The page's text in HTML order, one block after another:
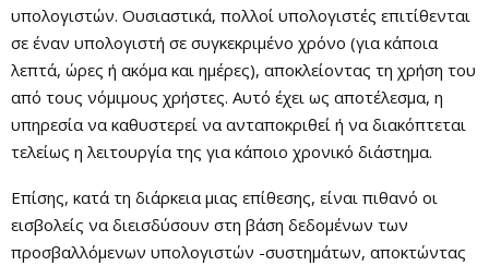
υπολογιστών. Ουσιαστικά, πολλοί υπολογιστές επιτίθενται
σε έναν υπολογιστή σε συγκεκριμένο χρόνο (για κάποια
λεπτά, ώρες ή ακόμα και ημέρες), αποκλείοντας τη χρήση του
από τους νόμιμους χρήστες. Αυτό έχει ως αποτέλεσμα, η
υπηρεσία να καθυστερεί να ανταποκριθεί ή να διακόπτεται
τελείως η λειτουργία της για κάποιο χρονικό διάστημα.
Επίσης, κατά τη διάρκεια μιας επίθεσης, είναι πιθανό οι
εισβολείς να διεισδύσουν στη βάση δεδομένων των
προσβαλλόμενων υπολογιστών -συστημάτων, αποκτώντας